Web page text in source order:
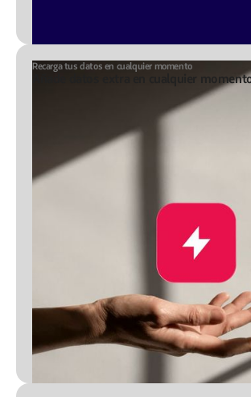
Recarga tus datos en cualquier momento
Añade datos extra en cualquier